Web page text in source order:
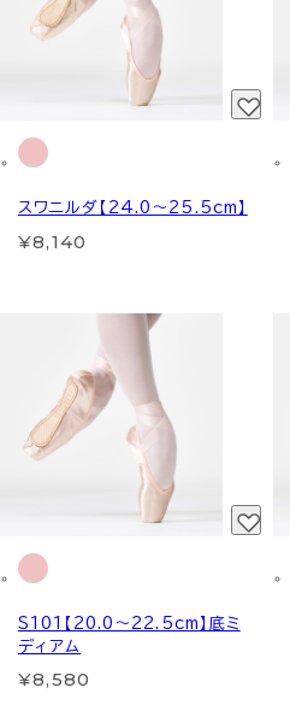
スワニルダ【24.0～25.5cm】
¥8,140
S101【20.0～22.5cm】底ミ
ディアム
¥8,580